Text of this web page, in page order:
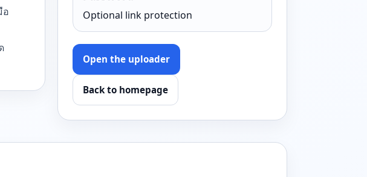
อ
Optional link protection
Open the uploader
Back to homepage